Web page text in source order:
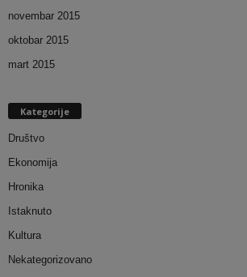
novembar 2015
oktobar 2015
mart 2015
Kategorije
Društvo
Ekonomija
Hronika
Istaknuto
Kultura
Nekategorizovano